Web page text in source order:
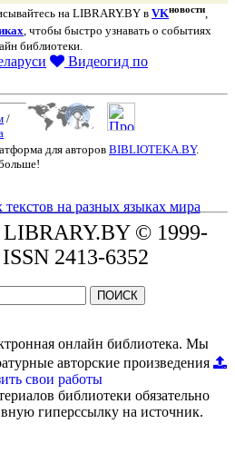
на LIBRARY.BY в VKновости,
, чтобы быстро узнавать о событиях
библиотеки.
Видеогид по
/
для авторов BIBLIOTEKA.BY.
LIBRARY.BY © 1999-
ISSN 2413-6352
ПОИСК
онлайн библиотека. Мы
авторские произведения
свои работы
библиотеки обязательно
гиперссылку на источник.